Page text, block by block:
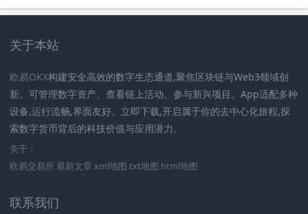
关于本站
欧易OKX构建安全高效的数字生态通道,聚焦区块链与Web3领域创
新。可管理数字资产、查看链上活动、参与新兴项目。App适配多种
设备,运行流畅,界面友好。立即下载,开启属于你的去中心化旅程,探
索数字货币背后的科技价值与应用潜力。
关于：
欧易交易所 最新文章 xml地图 txt地图 html地图
联系我们